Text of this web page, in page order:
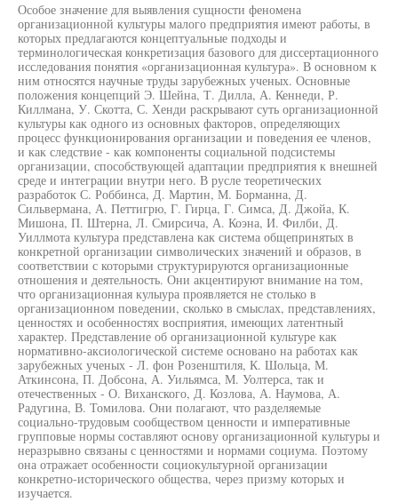
Особое значение для выявления сущности феномена
организационной культуры малого предприятия имеют работы, в
которых предлагаются концептуальные подходы и
терминологическая конкретизация базового для диссертационного
исследования понятия «организационная культура». В основном к
ним относятся научные труды зарубежных ученых. Основные
положения концепций Э. Шейна, Т. Дилла, А. Кеннеди, Р.
Киллмана, У. Скотта, С. Хенди раскрывают суть организационной
культуры как одного из основных факторов, определяющих
процесс функционирования организации и поведения ее членов,
и как следствие - как компоненты социальной подсистемы
организации, способствующей адаптации предприятия к внешней
среде и интеграции внутри него. В русле теоретических
разработок С. Роббинса, Д. Мартин, М. Борманна, Д.
Сильвермана, А. Петтигрю, Г. Гирца, Г. Симса, Д. Джойа, К.
Мишона, П. Штерна, Л. Смирсича, А. Коэна, И. Филби, Д.
Уиллмота культура представлена как система общепринятых в
конкретной организации символических значений и образов, в
соответствии с которыми структурируются организационные
отношения и деятельность. Они акцентируют внимание на том,
что организационная кулыура проявляется не столько в
организационном поведении, сколько в смыслах, представлениях,
ценностях и особенностях восприятия, имеющих латентный
характер. Представление об организационной культуре как
нормативно-аксиологической системе основано на работах как
зарубежных ученых - Л. фон Розенштиля, К. Шольца, М.
Аткинсона, П. Добсона, А. Уильямса, М. Уолтерса, так и
отечественных - О. Виханского, Д. Козлова, А. Наумова, А.
Радугина, В. Томилова. Они полагают, что разделяемые
социально-трудовым сообществом ценности и императивные
групповые нормы составляют основу организационной культуры и
неразрывно связаны с ценностями и нормами социума. Поэтому
она отражает особенности социокультурной организации
конкретно-исторического общества, через призму которых и
изучается.